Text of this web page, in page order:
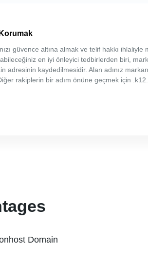
Korumak
güvence altına almak ve telif hakkı ihlaliyle
en iyi önleyici tedbirlerden biri,
adresinin kaydedilmesidir. Alan adınız
rakiplerin bir adım önüne geçmek için
Domain